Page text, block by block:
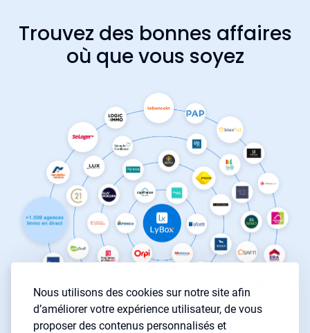
Nous utilisons des cookies sur notre site afin
d’améliorer votre expérience utilisateur, de vous
proposer des contenus personnalisés et
Trouvez des bonnes affaires
où que vous soyez